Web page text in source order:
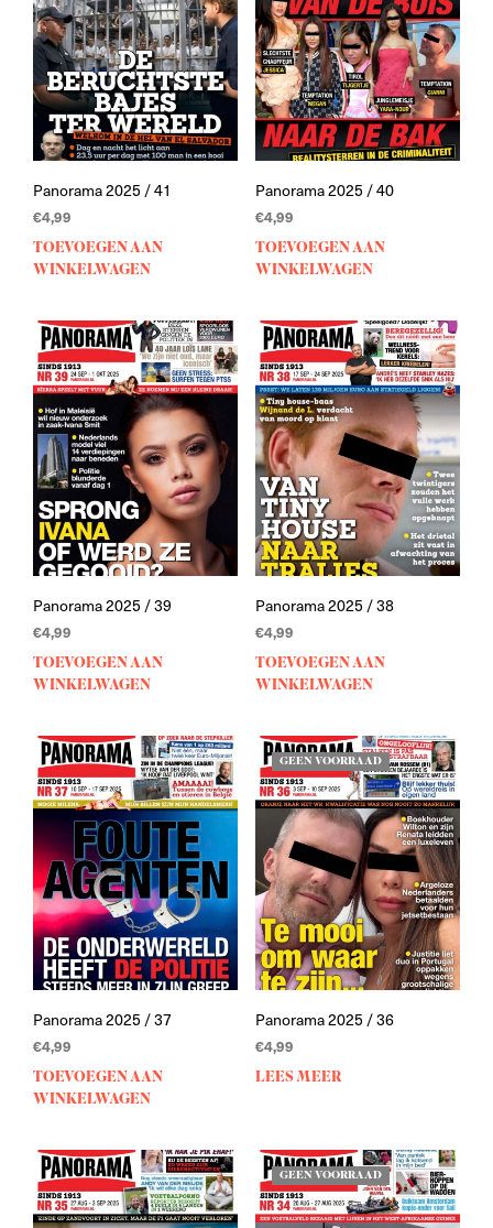
Panorama 2025 / 41
€4,99
TOEVOEGEN AAN
WINKELWAGEN
Panorama 2025 / 40
€4,99
TOEVOEGEN AAN
WINKELWAGEN
Panorama 2025 / 39
€4,99
TOEVOEGEN AAN
WINKELWAGEN
Panorama 2025 / 38
€4,99
TOEVOEGEN AAN
WINKELWAGEN
Panorama 2025 / 37
€4,99
TOEVOEGEN AAN
WINKELWAGEN
GEEN VOORRAAD
Panorama 2025 / 36
€4,99
LEES MEER
GEEN VOORRAAD